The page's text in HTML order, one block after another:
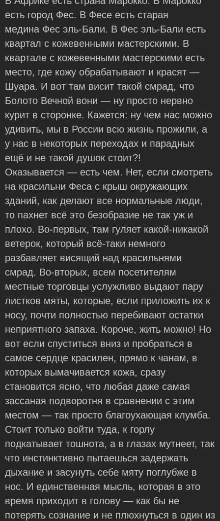
есть город Фес. В Фесе есть старая
медина Фес эль-Бали. В Фес эль-Бали есть
квартал с кожевенными мастерскими. В
квартале с кожевенными мастерскими есть
место, где кожу обрабатывают и красят —
Шуара. И вот там висит такой смрад, что
Болото Вечной вони — ну просто нервно
курит в сторонке. Кажется: ну чем нас можно
удивить, мы в России всю жизнь прожили, а
у нас в некоторых переходах и парадных
ещё и не такой душок стоит?!
Оказывается — есть чем. Нет, если смотреть
на красильни Феса с крыш окружающих
зданий, как делают все нормальные люди,
то пахнет всё это безобразие не так уж и
плохо. Во-первых, там гуляет какой-никакой
ветерок, который всё-таки немного
разбавляет висящий над красильнями
смрад. Во-вторых, всем посетителям
местные торговцы услужливо выдают пару
листков мяты, которые, если приложить их к
носу, почти полностью перебивают остатки
неприятного запаха. Короче, жить можно! Но
вот если спуститься вниз и пробраться в
самое сердце красилен, прямо к чанам, в
которых вымачивается кожа, сразу
становится ясно, что любая даже самая
зассаная подворотня в сравнении с этим
местом — так просто благоухающая клумба.
Стоит только войти туда, к горлу
подкатывает тошнота, а в глазах мутнеет, так
что инстинктивно пытаешься задержать
дыхание и засунуть себе мяту поглубже в
нос. И единственная мысль, которая в это
время приходит в голову — как бы не
потерять сознание и не плюхнуться в один из